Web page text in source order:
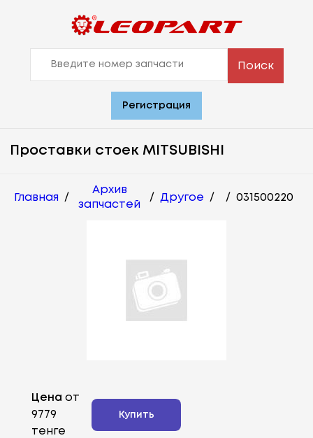
Поиск
Регистрация
Проставки стоек MITSUBISHI
Главная /
Архив
запчастей
/ Другое / / 031500220
Цена от
9779
тенге
Купить